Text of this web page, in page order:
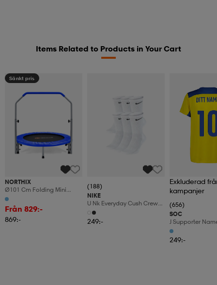
Items Related to Products in Your Cart
Sänkt pris
NORTHIX
Ø101 Cm Folding Mini
Trampoline Fitness
Trampoline With Height-
Adjustable Handle Blue +
Black
Från 829:-
869:-
(188)
NIKE
U Nk Everyday Cush Crew
6pr-Bd
249:-
Exkluderad
kampanjer
(656)
SOC
J Supporter
249:-